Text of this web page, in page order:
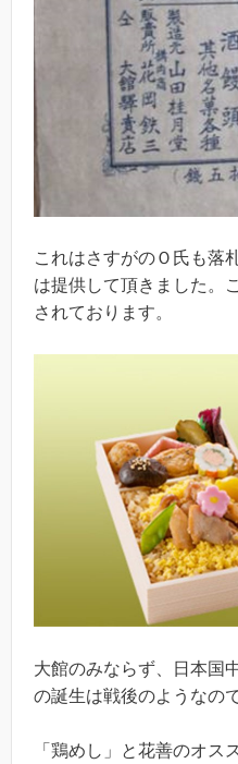
これはさすがのＯ氏も落
は提供して頂きました。
されております。
大館のみならず、日本国
の誕生は戦後のようなの
「鶏めし」と花善のオス